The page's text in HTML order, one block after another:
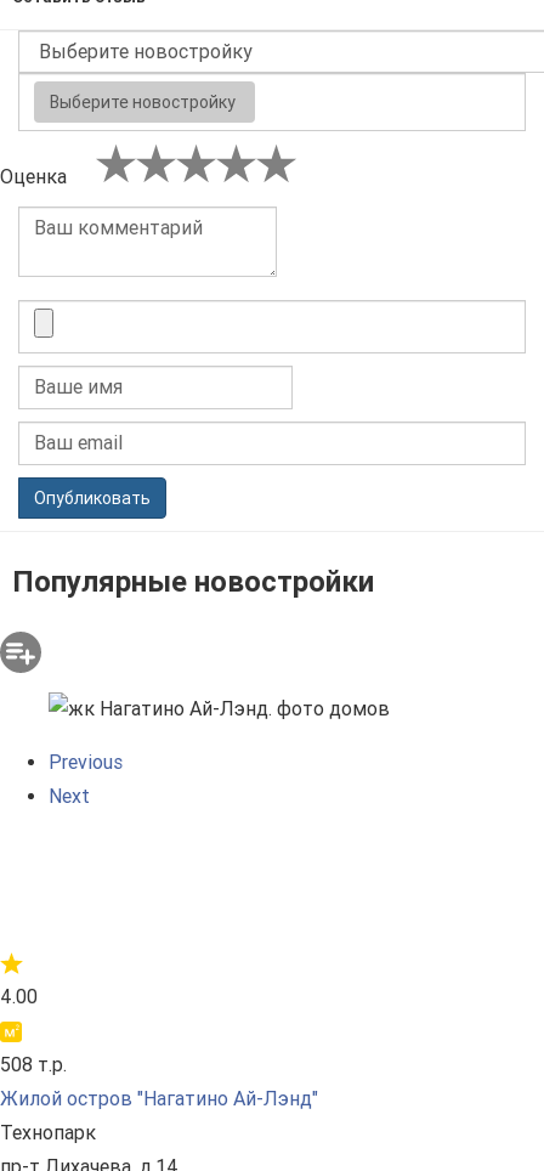
Выберите новостройку
Оценка
Опубликовать
Популярные новостройки
Previous
Next
4.00
508 т.р.
Жилой остров "Нагатино Ай-Лэнд"
Технопарк
пр-т Лихачева, д.14